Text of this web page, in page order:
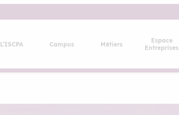
L’ISCPA Campus Métiers
Espace
Entreprises